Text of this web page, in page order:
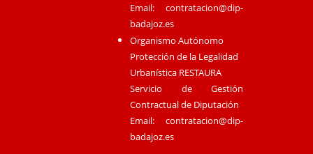
Email:contratacion@dip-
badajoz.es
Organismo Autónomo
Protección de la Legalidad
Urbanística RESTAURA
Servicio de Gestión
Contractual de Diputación
Email:contratacion@dip-
badajoz.es